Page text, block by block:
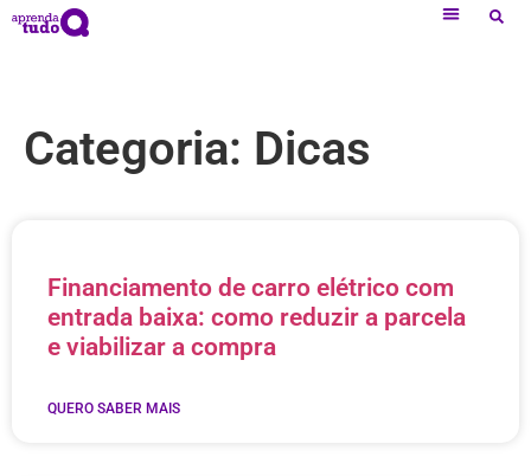
Categoria: Dicas
Financiamento de carro elétrico com
entrada baixa: como reduzir a parcela
e viabilizar a compra
QUERO SABER MAIS